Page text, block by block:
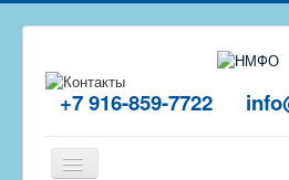
+7 916-859-7722
Включить/